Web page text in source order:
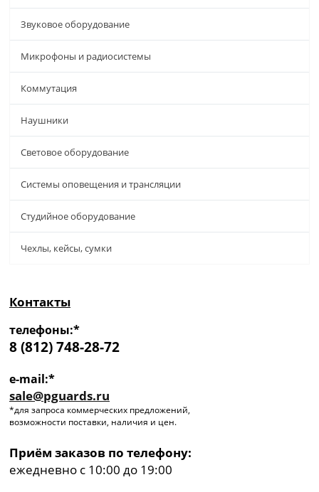
Звуковое оборудование
Микрофоны и радиосистемы
Коммутация
Наушники
Световое оборудование
Системы оповещения и трансляции
Студийное оборудование
Чехлы, кейсы, сумки
Контакты
телефоны:*
8 (812) 748-28-72
e-mail:*
sale@pguards.ru
*для запроса коммерческих предложений,
возможности поставки, наличия и цен.
Приём заказов по телефону:
ежедневно с 10:00 до 19:00